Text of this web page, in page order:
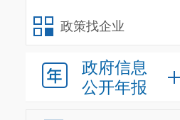
政策找企业
政府信息
公开年报